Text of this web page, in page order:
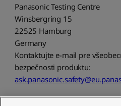
Panasonic Testing Centre
Winsbergring 15
22525 Hamburg
Germany
Kontaktujte e-mail pre
bezpečnosti produktu: